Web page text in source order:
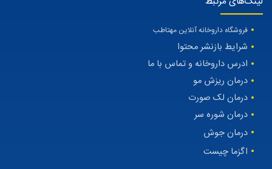
فروشگاه داروخانه آنلاین مهتاطب
شرایط بازنشر محتوا
ادرس داروخانه و تماس با ما
درمان ریزش مو
درمان لک صورت
درمان شوره سر
درمان جوش
اگزما چیست